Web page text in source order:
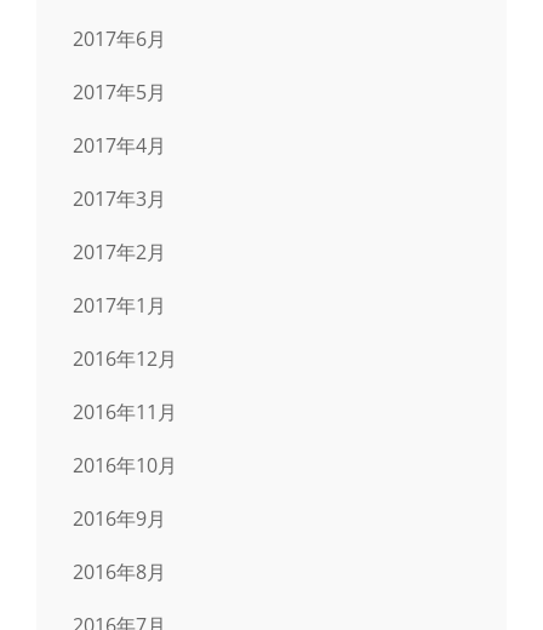
2017年6月
2017年5月
2017年4月
2017年3月
2017年2月
2017年1月
2016年12月
2016年11月
2016年10月
2016年9月
2016年8月
2016年7月